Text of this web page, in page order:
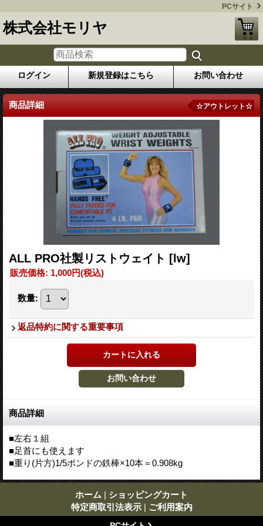
PCサイト
株式会社モリヤ
ログイン 新規登録はこちら お問い合わせ
商品詳細 ☆アウトレット☆
ALL PRO社製リストウェイト [lw]
販売価格: 1,000円(税込)
数量:
返品特約に関する重要事項
商品詳細
■左右１組
■足首にも使えます
■重り(片方)1/5ポンドの鉄棒×10本＝0.908kg
ホーム | ショッピングカート
特定商取引法表示 | ご利用案内